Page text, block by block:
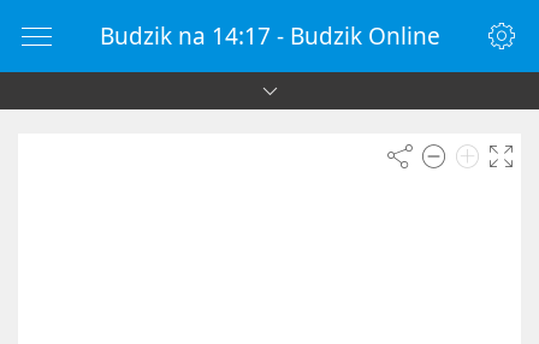
Budzik na 14:17 - Budzik Online